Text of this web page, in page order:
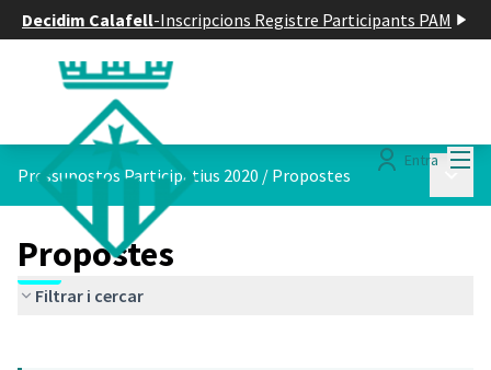
Decidim Calafell-Inscripcions Registre Participants PAM
Entra
Pressupostos Participatius 2020 / Propostes
Propostes
Filtrar i cercar